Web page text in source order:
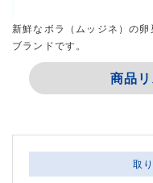
新鮮なボラ（ムッジネ）の
ブランドです。
商品
取